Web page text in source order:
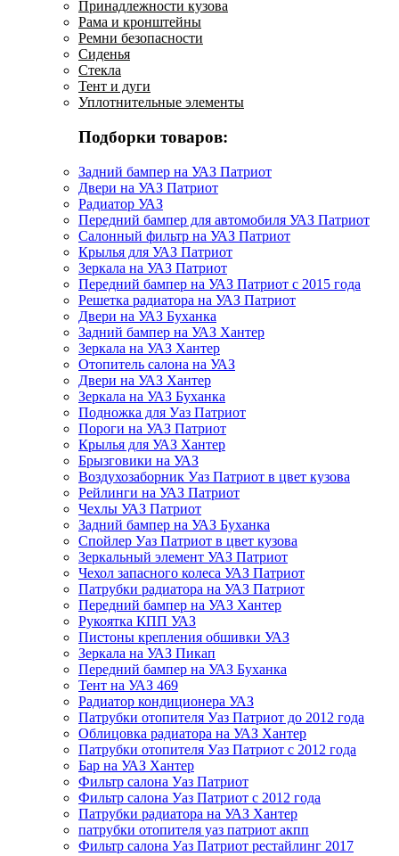
Принадлежности кузова
Рама и кронштейны
Ремни безопасности
Сиденья
Стекла
Тент и дуги
Уплотнительные элементы
Подборки товаров:
Задний бампер на УАЗ Патриот
Двери на УАЗ Патриот
Радиатор УАЗ
Передний бампер для автомобиля УАЗ Патриот
Салонный фильтр на УАЗ Патриот
Крылья для УАЗ Патриот
Зеркала на УАЗ Патриот
Передний бампер на УАЗ Патриот с 2015 года
Решетка радиатора на УАЗ Патриот
Двери на УАЗ Буханка
Задний бампер на УАЗ Хантер
Зеркала на УАЗ Хантер
Отопитель салона на УАЗ
Двери на УАЗ Хантер
Зеркала на УАЗ Буханка
Подножка для Уаз Патриот
Пороги на УАЗ Патриот
Крылья для УАЗ Хантер
Брызговики на УАЗ
Воздухозаборник Уаз Патриот в цвет кузова
Рейлинги на УАЗ Патриот
Чехлы УАЗ Патриот
Задний бампер на УАЗ Буханка
Спойлер Уаз Патриот в цвет кузова
Зеркальный элемент УАЗ Патриот
Чехол запасного колеса УАЗ Патриот
Патрубки радиатора на УАЗ Патриот
Передний бампер на УАЗ Хантер
Рукоятка КПП УАЗ
Пистоны крепления обшивки УАЗ
Зеркала на УАЗ Пикап
Передний бампер на УАЗ Буханка
Тент на УАЗ 469
Радиатор кондиционера УАЗ
Патрубки отопителя Уаз Патриот до 2012 года
Облицовка радиатора на УАЗ Хантер
Патрубки отопителя Уаз Патриот с 2012 года
Бар на УАЗ Хантер
Фильтр салона Уаз Патриот
Фильтр салона Уаз Патриот с 2012 года
Патрубки радиатора на УАЗ Хантер
патрубки отопителя уаз патриот акпп
Фильтр салона Уаз Патриот рестайлинг 2017